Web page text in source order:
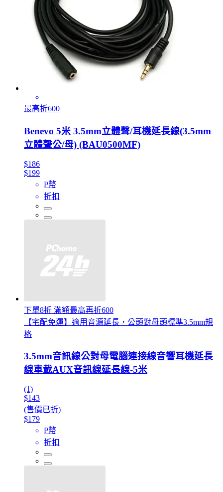
最高折600
Benevo 5米 3.5mm立體聲/耳機延長線(3.5mm
立體聲公/母) (BAU0500MF)
$186
$199
P幣
折扣
下單8折 滿額最高再折600
【宅配免運】適用音源延長，公頭對母頭標準3.5mm規
格
3.5mm音訊線公對母電腦連接線音響耳機延長
線車載AUX音訊線延長線-5米
(1)
$143
(售價已折)
$179
P幣
折扣